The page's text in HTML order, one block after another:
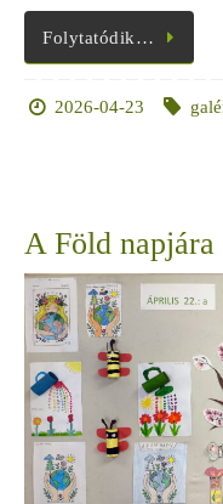
Folytatódik…
2026-04-23
A Föld napjára